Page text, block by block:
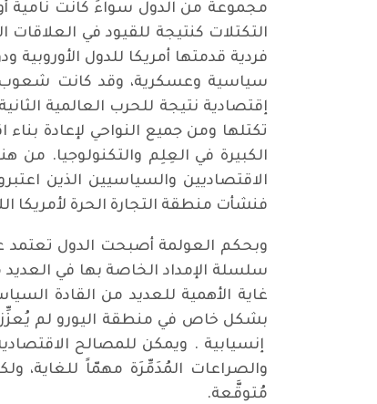
مجموعة من الدول سواءً كانت نامية
التكتلات كنتيجة للقيود في
فردية قدمتها أمريكا للدول
سياسية وعسكرية، وقد كانت شعوب
إقتصادية نتيجة للحرب العالمية
تكتلها ومن جميع النواحي لإعادة
الاقتصاديين والسياسيين الذين
فنشأت منطقة التجارة الحرة لأمريكا
وبحكم العولمة أصبحت الدول تعتمد
سلسلة الإمداد الخاصة بها في
غاية الأهمية للعديد من القادة
بشكل خاص في منطقة اليورو لم يُعزِّز
إنسيابية . ويمكن للمصالح
والصراعات المُدَمِّرَة مهمّاً للغاية،
مُتوقَّعة.